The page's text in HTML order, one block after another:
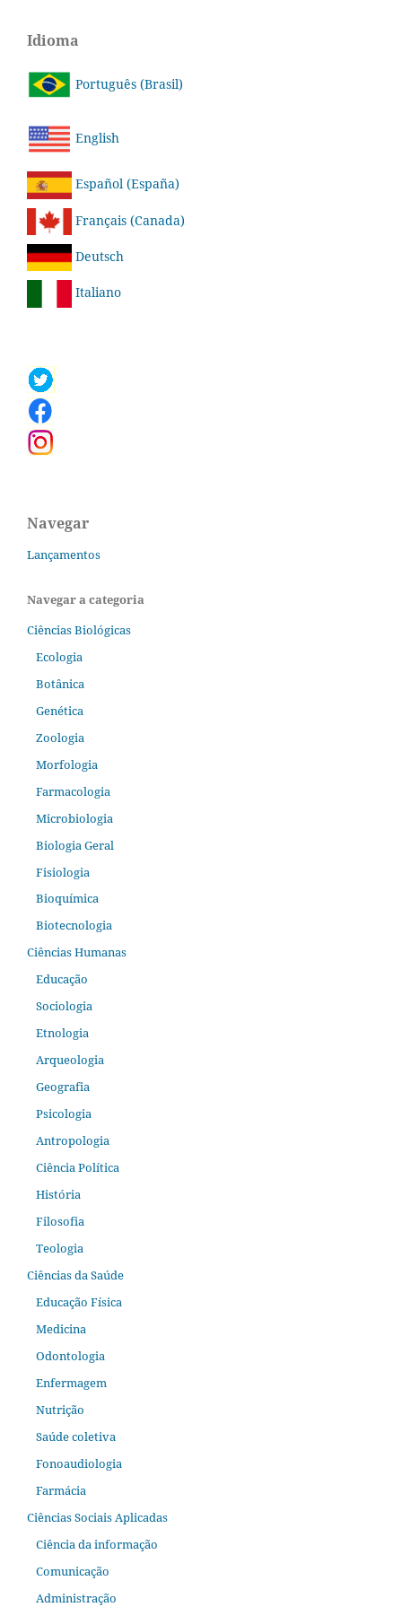
Idioma
Português (Brasil)
English
Español (España)
Français (Canada)
Deutsch
Italiano
Navegar
Lançamentos
Navegar a categoria
Ciências Biológicas
Ecologia
Botânica
Genética
Zoologia
Morfologia
Farmacologia
Microbiologia
Biologia Geral
Fisiologia
Bioquímica
Biotecnologia
Ciências Humanas
Educação
Sociologia
Etnologia
Arqueologia
Geografia
Psicologia
Antropologia
Ciência Política
História
Filosofia
Teologia
Ciências da Saúde
Educação Física
Medicina
Odontologia
Enfermagem
Nutrição
Saúde coletiva
Fonoaudiologia
Farmácia
Ciências Sociais Aplicadas
Ciência da informação
Comunicação
Administração